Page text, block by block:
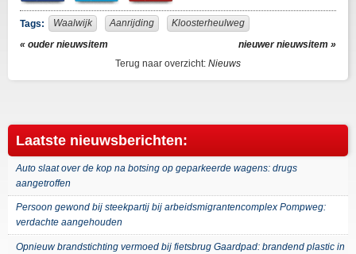
Facebook
Twitter
Tags: Waalwijk Aanrijding
Kloosterheulweg
« ouder nieuwsitem
nieuwer nieuwsitem »
Terug naar overzicht: Nieuws
Laatste nieuwsberichten:
Auto slaat over de kop na botsing op geparkeerde wagens: drugs
aangetroffen
Persoon gewond bij steekpartij bij arbeidsmigrantencomplex Pompweg:
verdachte aangehouden
Opnieuw brandstichting vermoed bij fietsbrug Gaardpad: brandend plastic in